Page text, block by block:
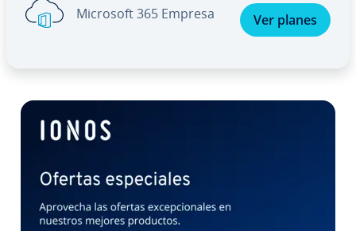
Microsoft 365 Empresa Ver planes